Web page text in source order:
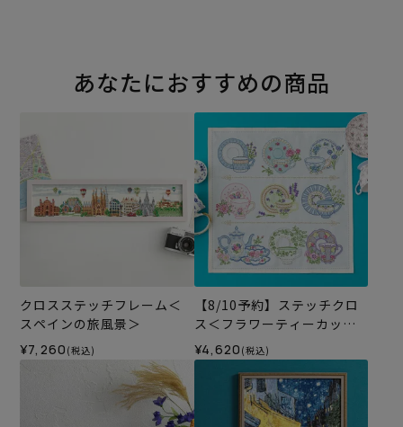
あなたにおすすめの商品
クロスステッチフレーム＜
スペインの旅風景＞
¥7,260 (税込)
【8/10予約】ステッチクロ
ス＜フラワーティーカップ
＞
¥4,620 (税込)